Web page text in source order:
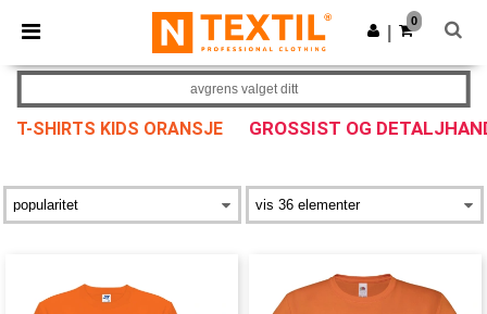
× Ntextil-app
Bedre priser i appen!
Last ned app
0
T-SHIRTS KIDS ORANSJE GROSSIST OG
avgrens valget ditt